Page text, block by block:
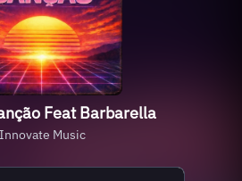
Feat Barbarella
Innovate Music